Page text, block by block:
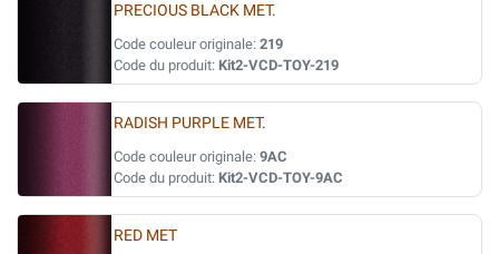
PRECIOUS BLACK MET.
Code couleur originale: 219
Code du produit: Kit2-VCD-TOY-219
RADISH PURPLE MET.
Code couleur originale: 9AC
Code du produit: Kit2-VCD-TOY-9AC
RED MET